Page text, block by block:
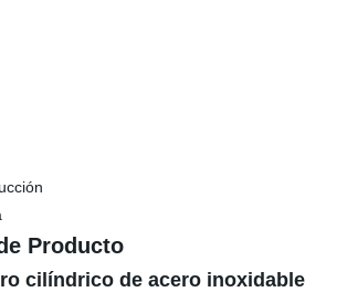
Producto
cilíndrico de acero inoxidable